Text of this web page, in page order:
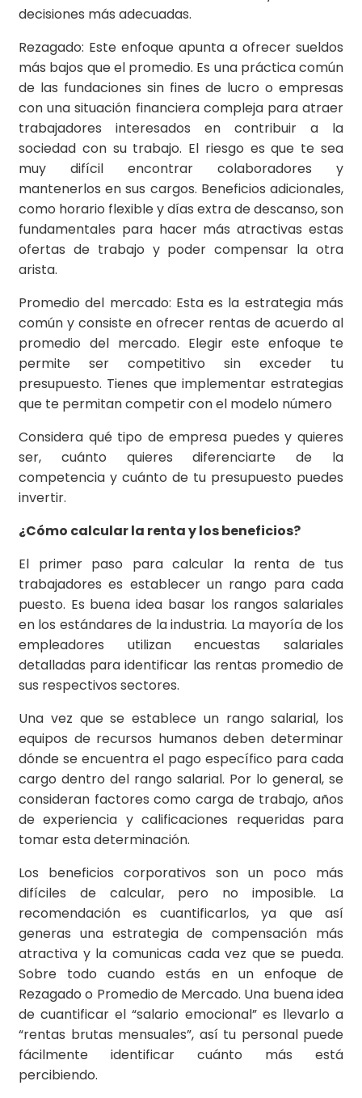
decisiones más adecuadas.
Rezagado: Este enfoque apunta a ofrecer sueldos
más bajos que el promedio. Es una práctica común
de las fundaciones sin fines de lucro o empresas
con una situación financiera compleja para atraer
trabajadores interesados en contribuir a la
sociedad con su trabajo. El riesgo es que te sea
muy difícil encontrar colaboradores y
mantenerlos en sus cargos. Beneficios adicionales,
como horario flexible y días extra de descanso, son
fundamentales para hacer más atractivas estas
ofertas de trabajo y poder compensar la otra
arista.
Promedio del mercado: Esta es la estrategia más
común y consiste en ofrecer rentas de acuerdo al
promedio del mercado. Elegir este enfoque te
permite ser competitivo sin exceder tu
presupuesto. Tienes que implementar estrategias
que te permitan competir con el modelo número
Considera qué tipo de empresa puedes y quieres
ser, cuánto quieres diferenciarte de la
competencia y cuánto de tu presupuesto puedes
invertir.
¿Cómo calcular la renta y los beneficios?
El primer paso para calcular la renta de tus
trabajadores es establecer un rango para cada
puesto. Es buena idea basar los rangos salariales
en los estándares de la industria. La mayoría de los
empleadores utilizan encuestas salariales
detalladas para identificar las rentas promedio de
sus respectivos sectores.
Una vez que se establece un rango salarial, los
equipos de recursos humanos deben determinar
dónde se encuentra el pago específico para cada
cargo dentro del rango salarial. Por lo general, se
consideran factores como carga de trabajo, años
de experiencia y calificaciones requeridas para
tomar esta determinación.
Los beneficios corporativos son un poco más
difíciles de calcular, pero no imposible. La
recomendación es cuantificarlos, ya que así
generas una estrategia de compensación más
atractiva y la comunicas cada vez que se pueda.
Sobre todo cuando estás en un enfoque de
Rezagado o Promedio de Mercado. Una buena idea
de cuantificar el “salario emocional” es llevarlo a
“rentas brutas mensuales”, así tu personal puede
fácilmente identificar cuánto más está
percibiendo.